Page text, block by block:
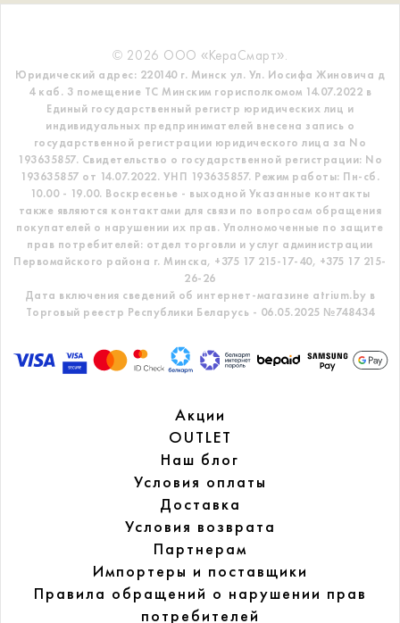
© 2026 ООО «КераСмарт».
Юридический адрес: 220140 г. Минск ул. Ул. Иосифа Жиновича д
4 каб. 3 помещение ТС Минским горисполкомом 14.07.2022 в
Единый государственный регистр юридических лиц и
индивидуальных предпринимателей внесена запись о
государственной регистрации юридического лица за No
193635857. Свидетельство о государственной регистрации: No
193635857 от 14.07.2022. УНП 193635857. Режим работы: Пн-сб.
10.00 - 19.00. Воскресенье - выходной Указанные контакты
также являются контактами для связи по вопросам обращения
покупателей о нарушении их прав. Уполномоченные по защите
прав потребителей: отдел торговли и услуг администрации
Первомайского района г. Минска, +375 17 215-17-40, +375 17 215-
26-26
Дата включения сведений об интернет-магазине atrium.by в
Торговый реестр Республики Беларусь - 06.05.2025 №748434
Акции
OUTLET
Наш блог
Условия оплаты
Доставка
Условия возврата
Партнерам
Импортеры и поставщики
Правила обращений о нарушении прав
потребителей